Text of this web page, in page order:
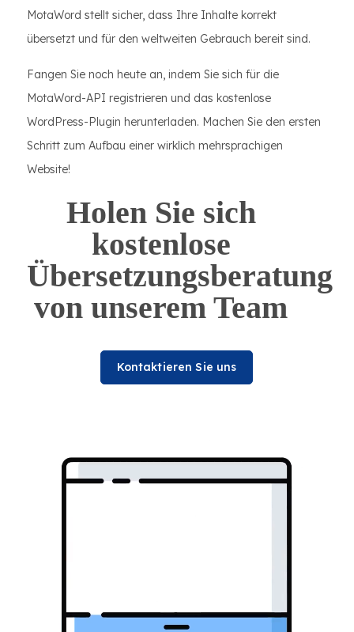
MotaWord stellt sicher, dass Ihre Inhalte korrekt
übersetzt und für den weltweiten Gebrauch bereit sind.
Fangen Sie noch heute an, indem Sie sich für die
MotaWord-API registrieren und das kostenlose
WordPress-Plugin herunterladen. Machen Sie den ersten
Schritt zum Aufbau einer wirklich mehrsprachigen
Website!
Holen Sie sich
kostenlose
Übersetzungsberatung
von unserem Team
Kontaktieren Sie uns